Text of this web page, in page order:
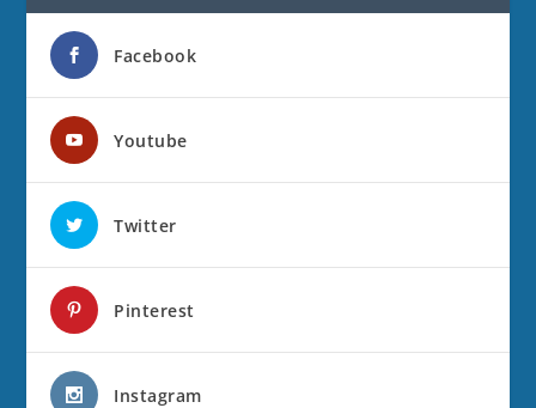
Facebook
Youtube
Twitter
Pinterest
Instagram